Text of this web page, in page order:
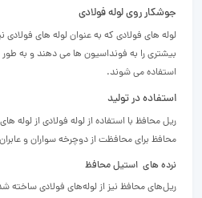
جوشکار روی لوله فولادی
لوله های فولادی که به عنوان لوله های
بیشتری را به فونداسیون ها می دهند و به
استفاده می شوند.
استفاده در تولید
ریل محافظ با استفاده از لوله فولادی از لوله
محافظ برای محافظت از دوچرخه سواران و
نرده های استیل محافظ
ریل‌های محافظ نیز از لوله‌های فولادی ساخته